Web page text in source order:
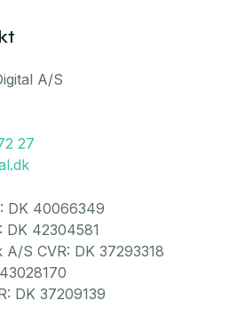
A/S
27
DK 40066349
DK 42304581
S CVR: DK 37293318
DK 37209139